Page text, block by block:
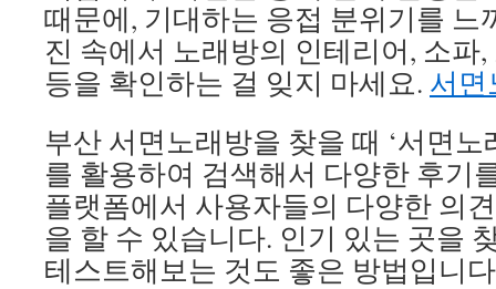
때문에, 기대하는 응접 분위기를 느
진 속에서 노래방의 인테리어, 소파
등을 확인하는 걸 잊지 마세요. 서면
부산 서면노래방을 찾을 때 ‘서면
를 활용하여 검색해서 다양한 후기
플랫폼에서 사용자들의 다양한 의
을 할 수 있습니다. 인기 있는 곳을
테스트해보는 것도 좋은 방법입니